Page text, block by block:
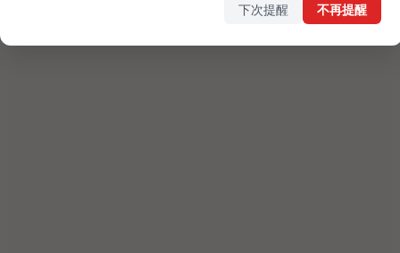
下次提醒 不再提醒